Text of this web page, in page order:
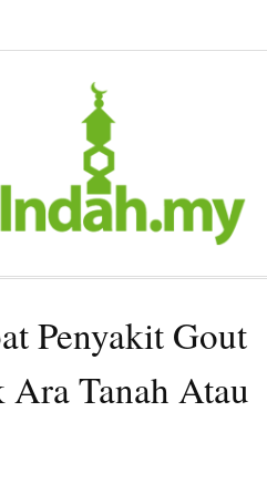
Penyakit Gout
Ara Tanah Atau